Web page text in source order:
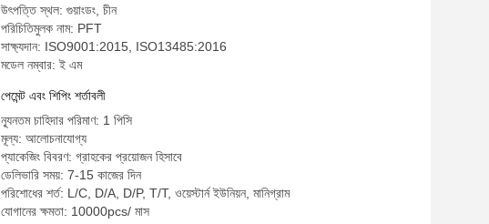
উৎপত্তি স্থল: গুয়াংডং, চীন
পরিচিতিমুলক নাম: PFT
সাক্ষ্যদান: ISO9001:2015, ISO13485:2016
মডেল নম্বার: ই এম
পেমেন্ট এবং শিপিং শর্তাবলী
ন্যূনতম চাহিদার পরিমাণ: 1 পিসি
মূল্য: আলোচনাযোগ্য
প্যাকেজিং বিবরণ: গ্রাহকের প্রয়োজন হিসাবে
ডেলিভারি সময়: 7-15 কাজের দিন
পরিশোধের শর্ত: L/C, D/A, D/P, T/T, ওয়েস্টার্ন ইউনিয়ন, মানিগ্রাম
যোগানের ক্ষমতা: 10000pcs/ মাস